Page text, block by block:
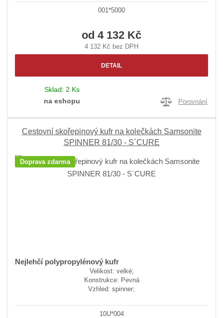
001*5000
od 4 132 Kč
4 132 Kč bez DPH
DETAIL
Sklad: 2 Ks
na eshopu
Porovnání
Cestovní skořepinový kufr na kolečkách Samsonite
SPINNER 81/30 - S´CURE
Doprava zdarma
Nejlehčí polypropylénový kufr
Velikost: velké;
Konstrukce: Pevná
Vzhled: spinner;
10U*004